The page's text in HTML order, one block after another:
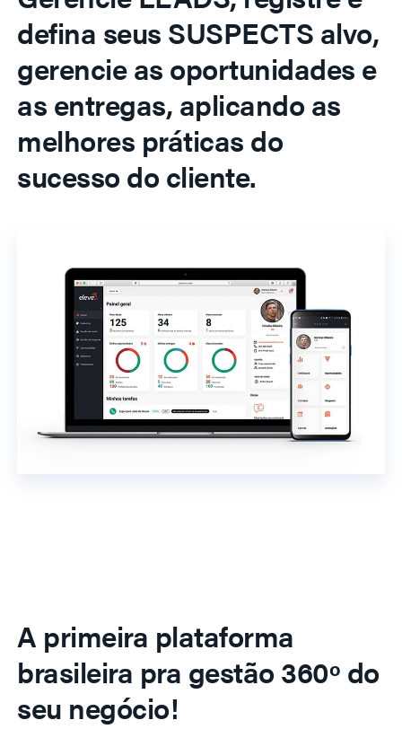
defina seus SUSPECTS alvo,
gerencie as oportunidades e
as entregas, aplicando as
melhores práticas do
sucesso do cliente.
A primeira plataforma
brasileira pra gestão 360º do
seu negócio!